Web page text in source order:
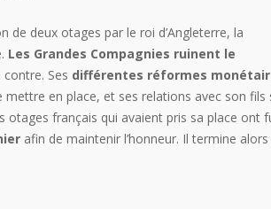
de deux otages par le roi d’Angleterre, la
Les Grandes Compagnies ruinent le
Ses différentes réformes
en place, et ses relations avec son fils
otages français qui avaient pris sa place ont
afin de maintenir l’honneur. Il termine alors